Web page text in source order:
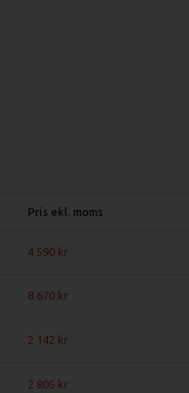
Pris ekl. moms
4 590
8 670
2 142
2 805